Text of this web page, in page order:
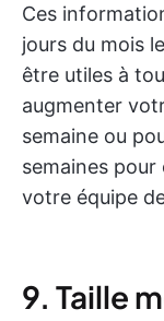
Ces
jours du mois
être utiles à
augmenter
semaine ou
semaines
votre équipe
9. Taille